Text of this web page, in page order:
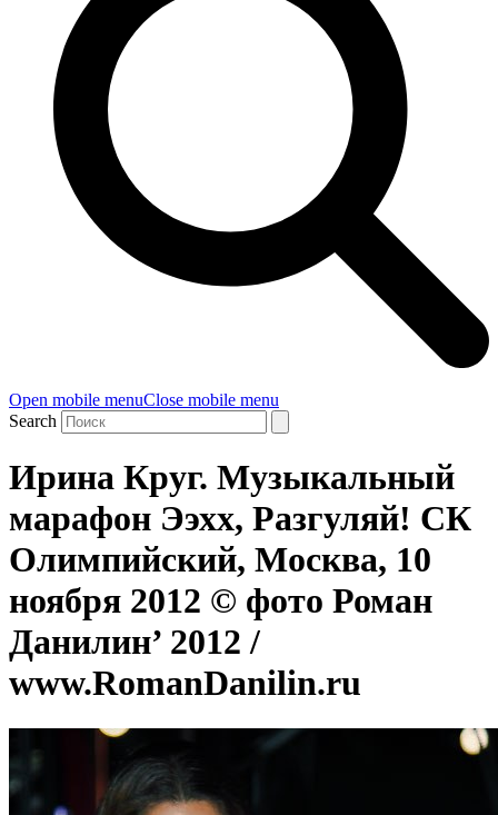
Open mobile menuClose mobile menu
Search
Ирина Круг. Музыкальный
марафон Ээхх, Разгуляй! СК
Олимпийский, Москва, 10
ноября 2012 © фото Роман
Данилин’ 2012 /
www.RomanDanilin.ru